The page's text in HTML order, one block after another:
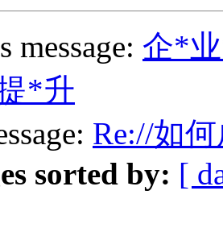
message: 企*
*升
Re://如
sorted by: [